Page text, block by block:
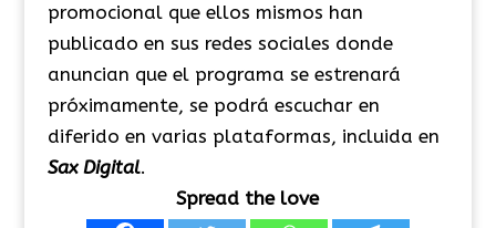
promocional que ellos mismos han
publicado en sus redes sociales donde
anuncian que el programa se estrenará
próximamente, se podrá escuchar en
diferido en varias plataformas, incluida en
Sax Digital.
Spread the love